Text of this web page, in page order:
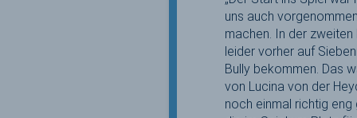
uns auch
machen. In der
leider vorher auf
Bully bekommen. Das
von Lucina von der
noch einmal richtig eng